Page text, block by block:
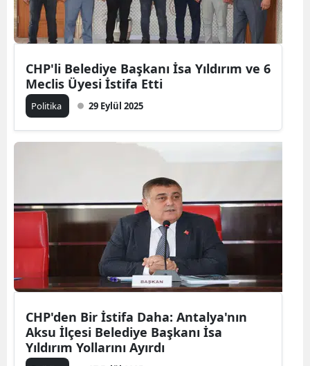
CHP'li Belediye Başkanı İsa Yıldırım ve 6
Meclis Üyesi İstifa Etti
Politika 29 Eylül 2025
CHP'den Bir İstifa Daha: Antalya'nın
Aksu İlçesi Belediye Başkanı İsa
Yıldırım Yollarını Ayırdı